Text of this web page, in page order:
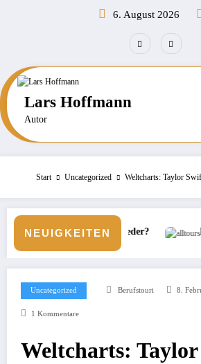
6. August 2026
Lars Hoffmann
Autor
Start Uncategorized Weltcharts: Taylor
NEUIGKEITENNeue Veranstaltermarke bei
Uncategorized Berufstouri 8.
1 Kommentare
Weltcharts: